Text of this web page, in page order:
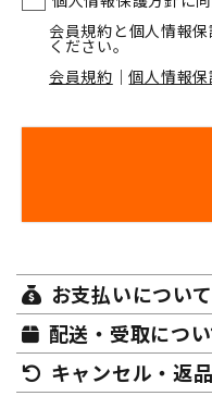
会員規約と個人情報
ください。
会員規約 ｜個人情報保
お支払いについて
配送・受取につ
キャンセル・返